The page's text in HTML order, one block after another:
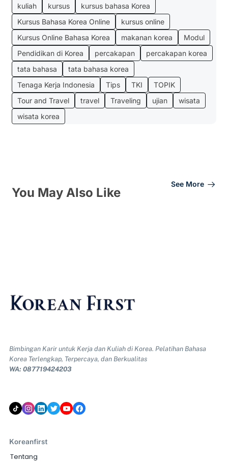
kuliah
kursus
kursus bahasa Korea
Kursus Bahasa Korea Online
kursus online
Kursus Online Bahasa Korea
makanan korea
Modul
Pendidikan di Korea
percakapan
percakapan korea
tata bahasa
tata bahasa korea
Tenaga Kerja Indonesia
Tips TKI
TOPIK
Tour and Travel
travel Traveling ujian
wisata
wisata korea
You May Also Like
See More
Bimbingan Karir untuk Kerja dan Kuliah di Korea. Pelatihan Bahasa
Korea Terlengkap, Terpercaya, dan Berkualitas
WA: 087719424203
Koreanfirst
Tentang